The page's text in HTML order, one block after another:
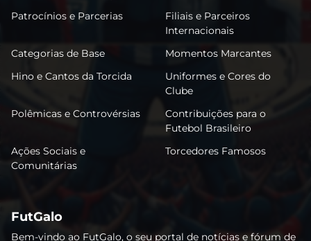
Patrocínios e Parcerias
Filiais e Parceiros
Internacionais
Categorias de Base
Momentos Marcantes
Hino e Cantos da Torcida
Uniformes e Cores do
Clube
Polêmicas e Controvérsias
Contribuições para o
Futebol Brasileiro
Ações Sociais e
Comunitárias
Torcedores Famosos
FutGalo
Bem-vindo ao FutGalo, o seu portal de notícias e fórum de